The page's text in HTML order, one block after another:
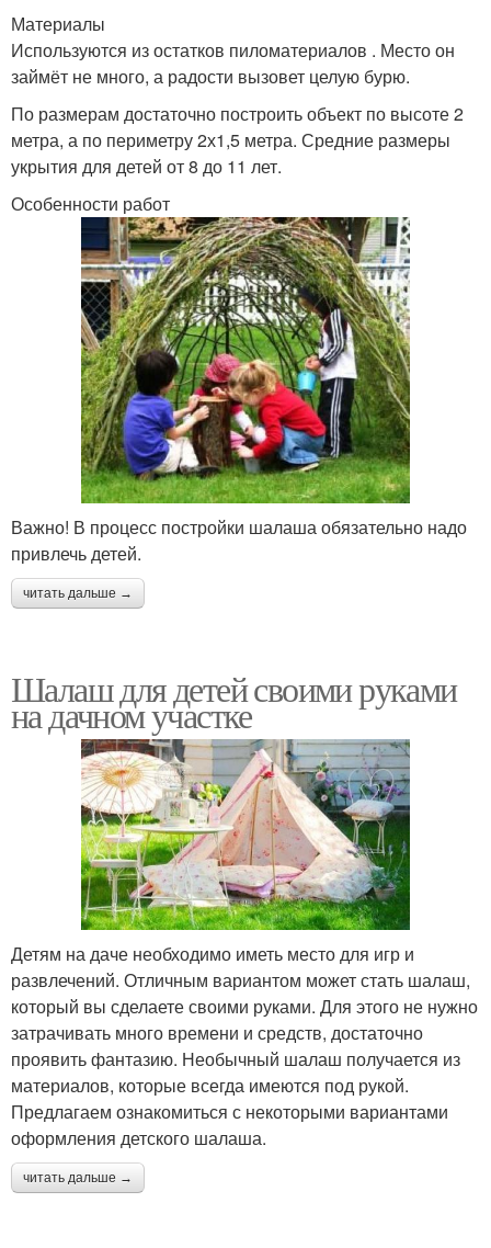
Материалы
Используются из остатков пиломатериалов . Место он
займёт не много, а радости вызовет целую бурю.
По размерам достаточно построить объект по высоте 2
метра, а по периметру 2х1,5 метра. Средние размеры
укрытия для детей от 8 до 11 лет.
Особенности работ
Важно! В процесс постройки шалаша обязательно надо
привлечь детей.
читать дальше →
Шалаш для детей своими руками
на дачном участке
Детям на даче необходимо иметь место для игр и
развлечений. Отличным вариантом может стать шалаш,
который вы сделаете своими руками. Для этого не нужно
затрачивать много времени и средств, достаточно
проявить фантазию. Необычный шалаш получается из
материалов, которые всегда имеются под рукой.
Предлагаем ознакомиться с некоторыми вариантами
оформления детского шалаша.
читать дальше →